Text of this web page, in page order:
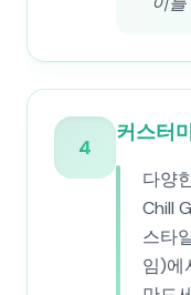
4
커스터
다양
Chill
스타
임)에